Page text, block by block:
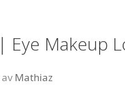
Eye Makeup
avMathiaz